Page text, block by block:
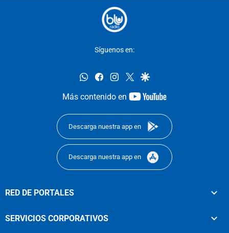
Síguenos en:
whatsappfacebookinstagram
twittergoogle
Más contenido en
youtube-
Descarga nuestra app en
Descarga nuestra app en
RED DE PORTALES
SERVICIOS CORPORATIVOS